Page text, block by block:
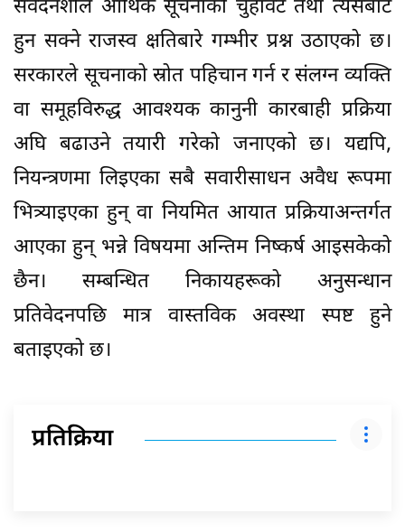
संवेदनशील आर्थिक सूचनाको चुहावट तथा त्यसबाट
हुन सक्ने राजस्व क्षतिबारे गम्भीर प्रश्न उठाएको छ।
सरकारले सूचनाको स्रोत पहिचान गर्न र संलग्न व्यक्ति
वा समूहविरुद्ध आवश्यक कानुनी कारबाही प्रक्रिया
अघि बढाउने तयारी गरेको जनाएको छ। यद्यपि,
नियन्त्रणमा लिइएका सबै सवारीसाधन अवैध रूपमा
भित्र्याइएका हुन् वा नियमित आयात प्रक्रियाअन्तर्गत
आएका हुन् भन्ने विषयमा अन्तिम निष्कर्ष आइसकेको
छैन। सम्बन्धित निकायहरूको अनुसन्धान
प्रतिवेदनपछि मात्र वास्तविक अवस्था स्पष्ट हुने
बताइएको छ।
प्रतिक्रिया